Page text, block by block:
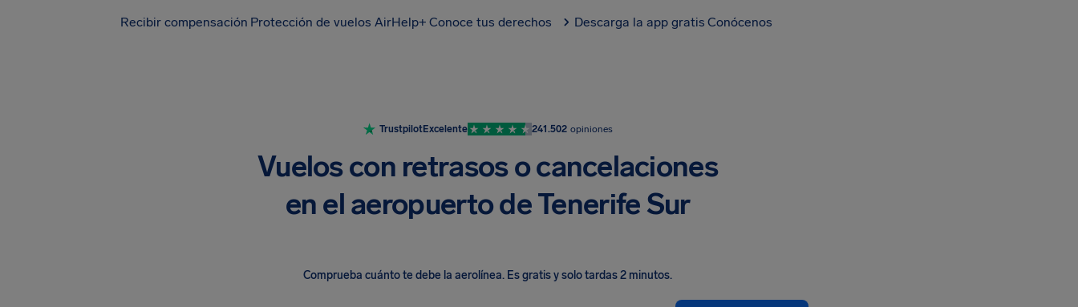
Recibir compensación Protección de vuelos AirHelp+ Conoce tus derechos Descarga la app gratis Conócenos
TrustpilotExcelente 241.502 opiniones
Vuelos con retrasos o cancelaciones
en el aeropuerto de Tenerife Sur
Comprueba cuánto te debe la aerolínea. Es gratis y solo tardas 2 minutos.